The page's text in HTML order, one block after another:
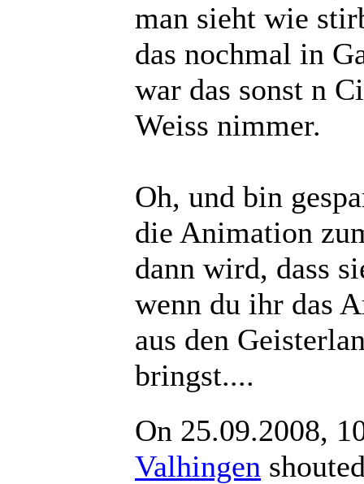
man sieht wie
das nochmal in
war das sonst n
Weiss nimmer.
Oh, und bin
die Animation
dann wird, dass
wenn du ihr das
aus den
bringst....
On 25.09.2008,
Valhingen